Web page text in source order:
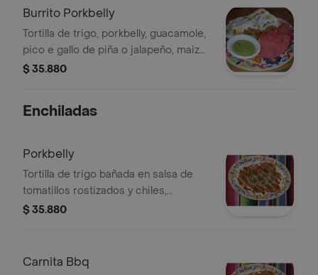
Burrito Porkbelly
Tortilla de trigo, porkbelly, guacamole,
pico e gallo de piña o jalapeño, maiz
dulce, cebolla caramelizada y queso
$ 35.880
Enchiladas
Porkbelly
Tortilla de trigo bañada en salsa de
tomatillos rostizados y chiles,
porkbelly, queso mozzarella, pico e
$ 35.880
Carnita Bbq